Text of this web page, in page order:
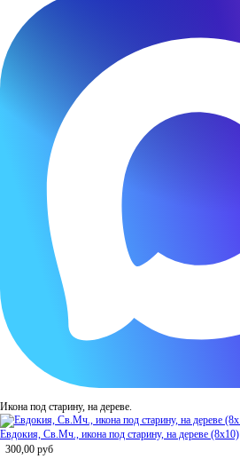
Икона под старину, на дереве.
Евдокия, Св.Мч., икона под старину, на дереве (8x10)
300,00 руб